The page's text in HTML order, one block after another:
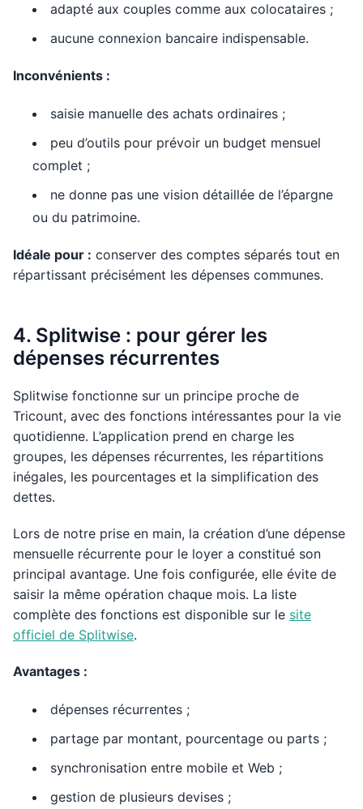
adapté aux couples comme aux colocataires ;
aucune connexion bancaire indispensable.
Inconvénients :
saisie manuelle des achats ordinaires ;
peu d’outils pour prévoir un budget mensuel
complet ;
ne donne pas une vision détaillée de l’épargne
ou du patrimoine.
Idéale pour : conserver des comptes séparés tout en
répartissant précisément les dépenses communes.
4. Splitwise : pour gérer les
dépenses récurrentes
Splitwise fonctionne sur un principe proche de
Tricount, avec des fonctions intéressantes pour la vie
quotidienne. L’application prend en charge les
groupes, les dépenses récurrentes, les répartitions
inégales, les pourcentages et la simplification des
dettes.
Lors de notre prise en main, la création d’une dépense
mensuelle récurrente pour le loyer a constitué son
principal avantage. Une fois configurée, elle évite de
saisir la même opération chaque mois. La liste
complète des fonctions est disponible sur le site
officiel de Splitwise.
Avantages :
dépenses récurrentes ;
partage par montant, pourcentage ou parts ;
synchronisation entre mobile et Web ;
gestion de plusieurs devises ;